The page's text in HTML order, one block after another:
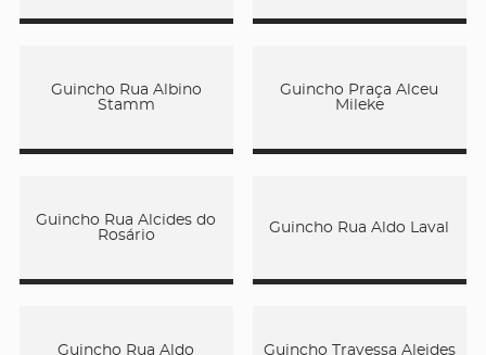
Guincho Rua Albino
Stamm
Guincho Praça Alceu
Mileke
Guincho Rua Alcides do
Rosário
Guincho Rua Aldo Laval
Guincho Rua Aldo
Guincho Travessa Aleides